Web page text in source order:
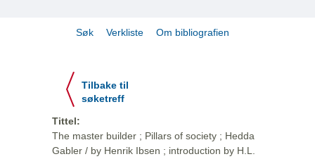
Søk Verkliste Om bibliografien
Tilbake til
søketreff
Tittel:
The master builder ; Pillars of society ; Hedda
Gabler / by Henrik Ibsen ; introduction by H.L.